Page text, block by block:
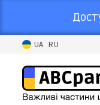
UA RU